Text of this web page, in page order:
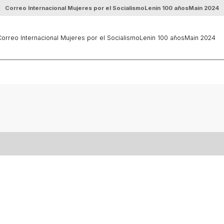
Correo Internacional Mujeres por el SocialismoLenin 100 añosMain 2024
Internacional Mujeres por el SocialismoLenin 100 añosMain 2024